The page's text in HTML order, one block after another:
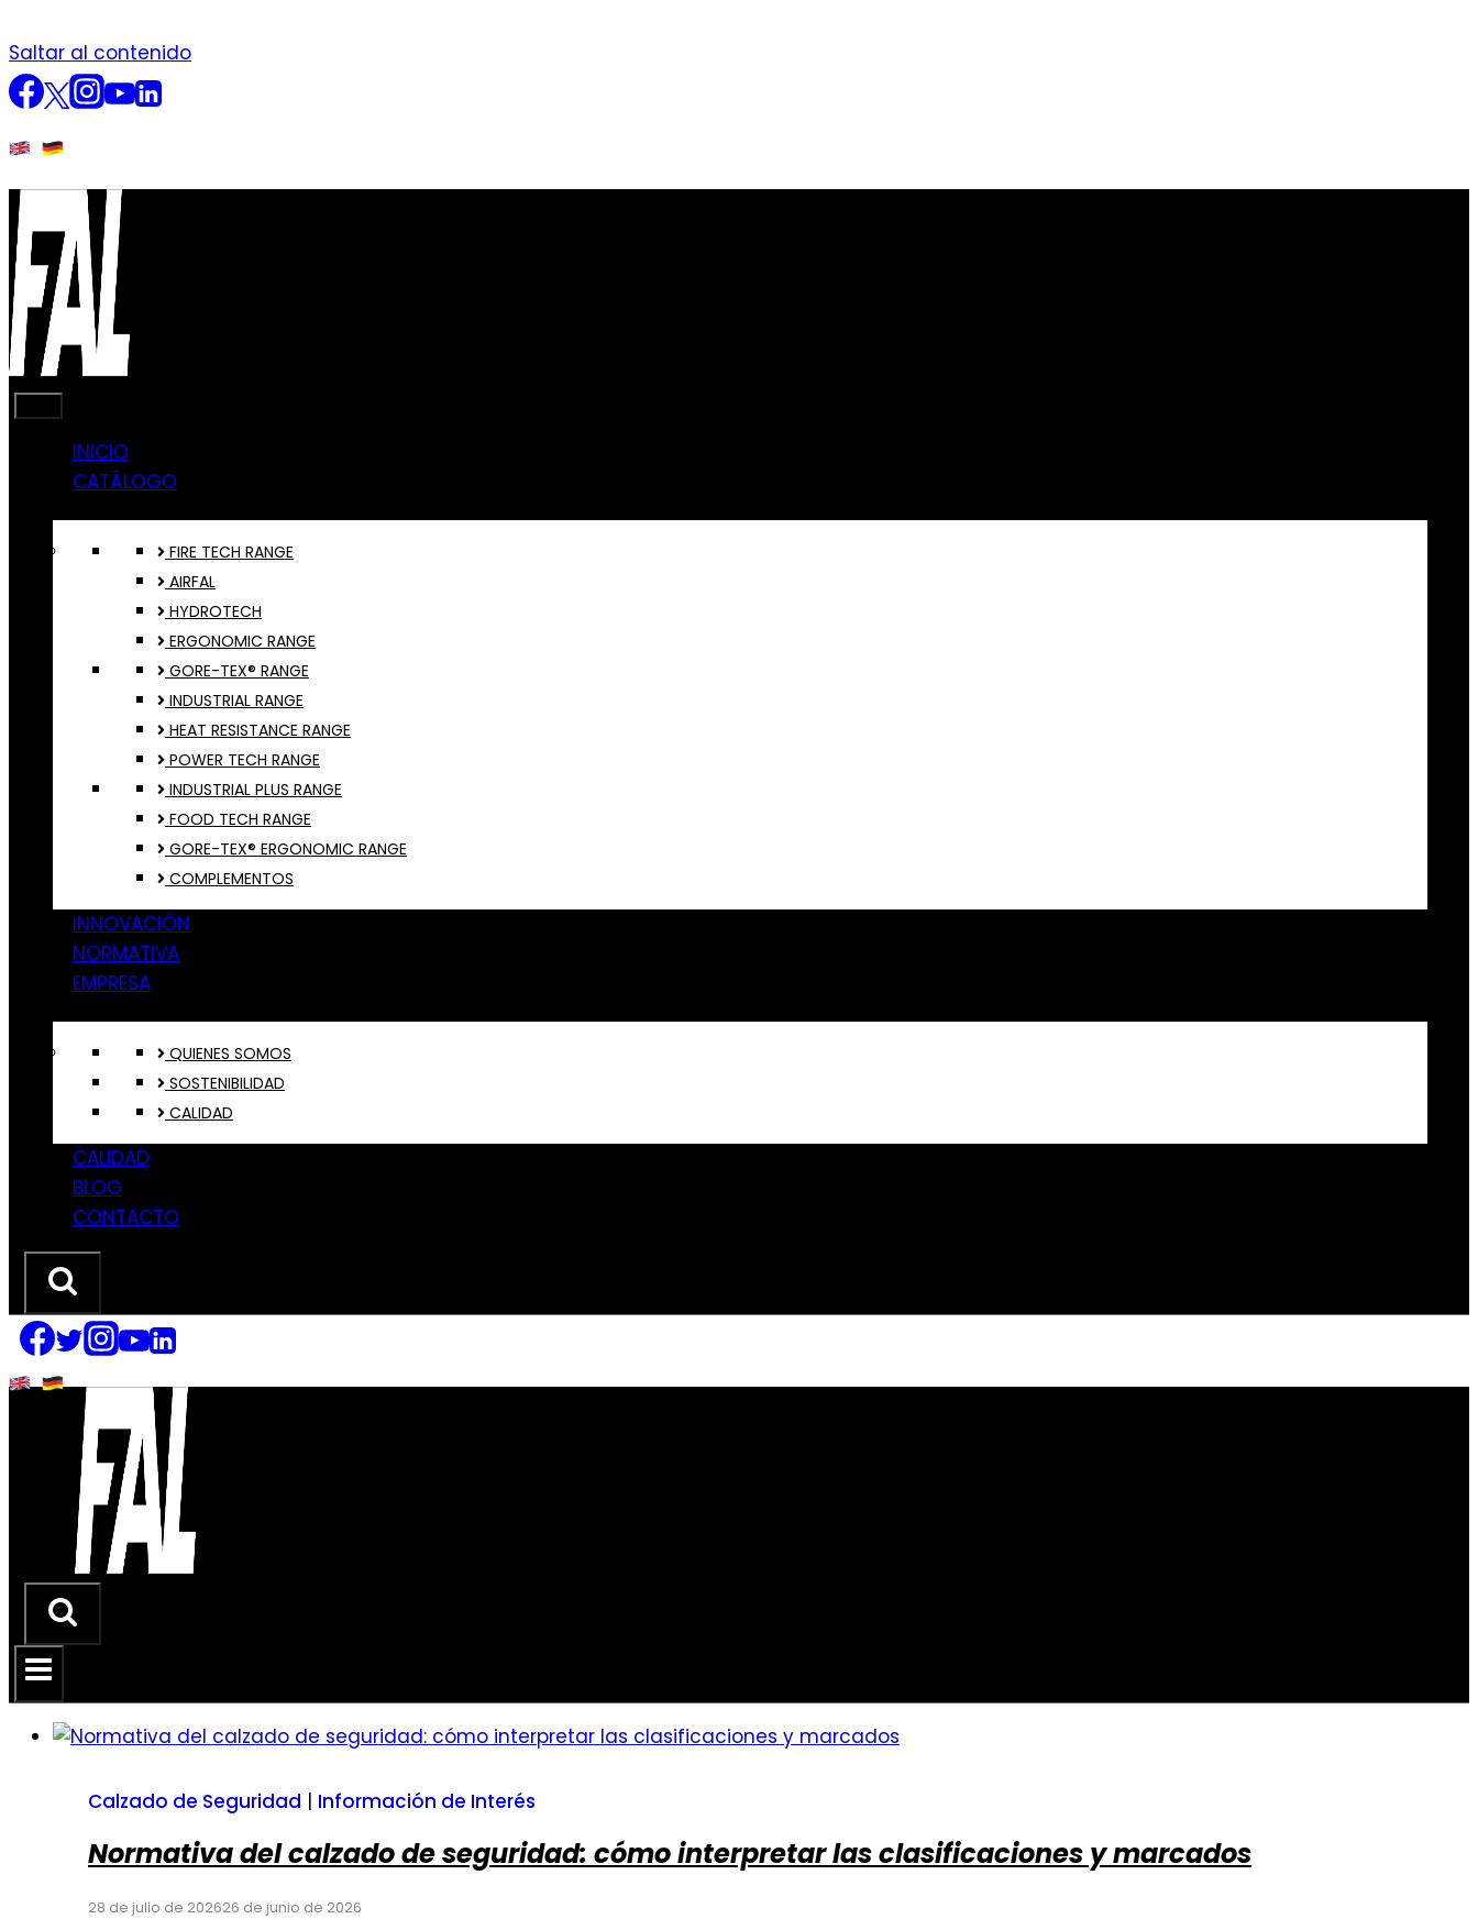
Saltar al contenido
INICIO
CATÁLOGO
FIRE TECH RANGE
AIRFAL
HYDROTECH
ERGONOMIC RANGE
GORE-TEX® RANGE
INDUSTRIAL RANGE
HEAT RESISTANCE RANGE
POWER TECH RANGE
INDUSTRIAL PLUS RANGE
FOOD TECH RANGE
GORE-TEX® ERGONOMIC RANGE
COMPLEMENTOS
INNOVACIÓN
NORMATIVA
EMPRESA
QUIENES SOMOS
SOSTENIBILIDAD
CALIDAD
CALIDAD
BLOG
CONTACTO
Calzado de Seguridad | Información de Interés
Normativa del calzado de seguridad: cómo interpretar las clasificaciones y marcados
28 de julio de 202626 de junio de 2026